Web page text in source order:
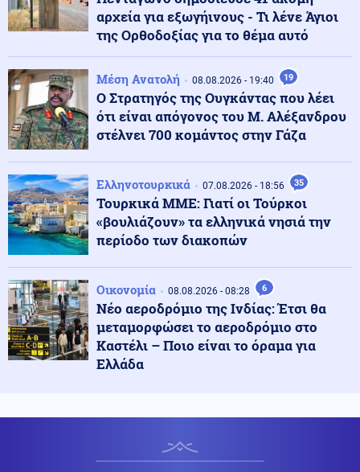
Κοινωνία 09.08.2026 - 08:14
Νάξος: Ιστιοφόρο με έξι επιβαίνοντες προσάραξε σε
βραχώδη βυθό στη Μουτσούνα
Κίνα 09.08.2026 - 08:06
Κίνα: Πάνω από 1.300 πτήσεις ακυρώθηκαν στη
Σαγκάη λόγω τυφώνα Dolphin
Ελληνοτουρκικά 08.08.2026 - 23:59
Ανάλυση: Πως "ακουμπάει" πολιτικοστρατιωτικά τις
Ελληνοτουρκικές σχέσεις το νομοσχέδιο για το PKK
που "πέρασε" το τουρκικό Κοινοβούλιο;
Κοινωνία 08.08.2026 - 23:59
Κομοτηνή: Στο νοσοκομείο ανήλικος έπειτα από
κατανάλωση αλκοόλ – Συνελήφθη υπάλληλος
καταστήματος
Κοινωνία 08.08.2026 - 23:49
αρχεία για εξωγήινους - Τι λένε Άγιοι
της Ορθοδοξίας για το θέμα αυτό
Μέση Ανατολή 08.08.2026 - 19:40 19
Ο Στρατηγός της Ουγκάντας που λέει
ότι είναι απόγονος του Μ. Αλέξανδρου
στέλνει 700 κομάντος στην Γάζα
Ελληνοτουρκικά 07.08.2026 - 18:56 35
Τουρκικά ΜΜΕ: Γιατί οι Τούρκοι
«βουλιάζουν» τα ελληνικά νησιά την
περίοδο των διακοπών
Οικονομία 08.08.2026 - 08:28 6
Νέο αεροδρόμιο της Ινδίας: Έτσι θα
μεταμορφώσει το αεροδρόμιο στο
Καστέλι – Ποιο είναι το όραμα για
Ελλάδα